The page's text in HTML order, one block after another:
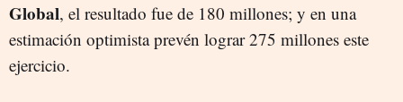
Global, el resultado fue de 180 millones; y en una
estimación optimista prevén lograr 275 millones este
ejercicio.